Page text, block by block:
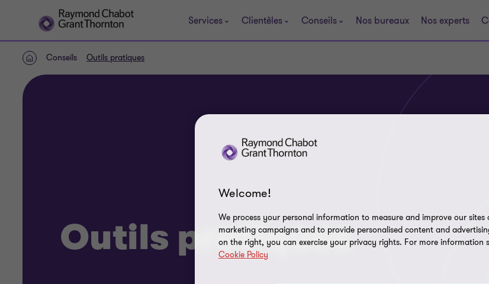
Services Clientèles Conseils Nos bureaux Nos experts
ACCUEIL
Conseils Outils pratiques
Outils pratiques
Welcome!
We process your personal information to measure and improve our sites
marketing campaigns and to provide personalised content and
on the right, you can exercise your privacy rights. For more information
Cookie Policy